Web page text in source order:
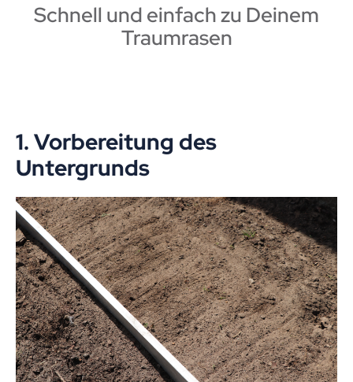
Schnell und einfach zu Deinem
Traumrasen
1. Vorbereitung des
Untergrunds